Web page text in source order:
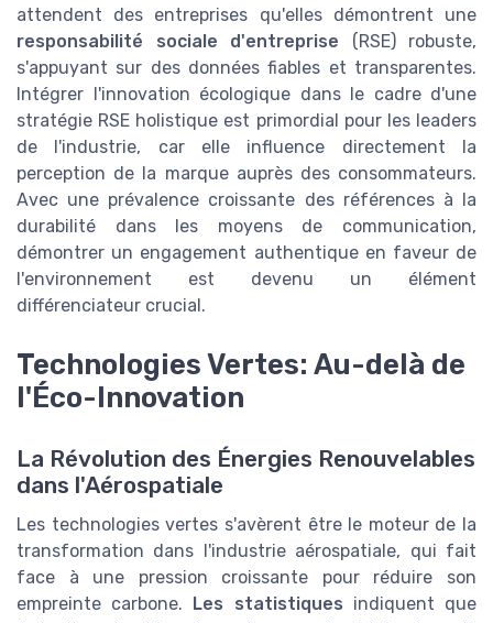
attendent des entreprises qu'elles démontrent une
responsabilité sociale d'entreprise (RSE) robuste,
s'appuyant sur des données fiables et transparentes.
Intégrer l'innovation écologique dans le cadre d'une
stratégie RSE holistique est primordial pour les leaders
de l'industrie, car elle influence directement la
perception de la marque auprès des consommateurs.
Avec une prévalence croissante des références à la
durabilité dans les moyens de communication,
démontrer un engagement authentique en faveur de
l'environnement est devenu un élément
différenciateur crucial.
Technologies Vertes: Au-delà de
l'Éco-Innovation
La Révolution des Énergies Renouvelables
dans l'Aérospatiale
Les technologies vertes s'avèrent être le moteur de la
transformation dans l'industrie aérospatiale, qui fait
face à une pression croissante pour réduire son
empreinte carbone.
Les statistiques indiquent que